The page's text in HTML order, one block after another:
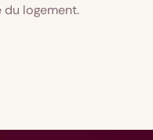
logement.